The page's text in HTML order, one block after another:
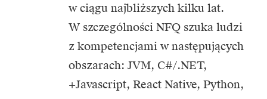
w ciągu najbliższych kilku lat.
W szczególności NFQ szuka ludzi
z kompetencjami w następujących
obszarach: JVM, C#/.NET,
+Javascript, React Native, Python,